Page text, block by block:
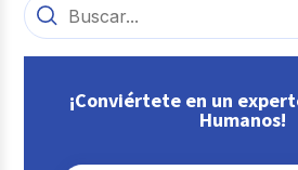
¡Conviértete en un
Humanos!